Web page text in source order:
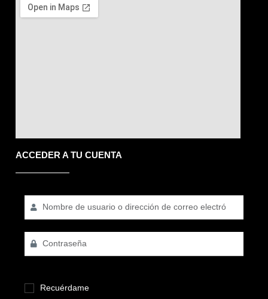
ACCEDER A TU CUENTA
Recuérdame